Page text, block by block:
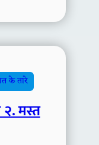
के तारे
मस्त